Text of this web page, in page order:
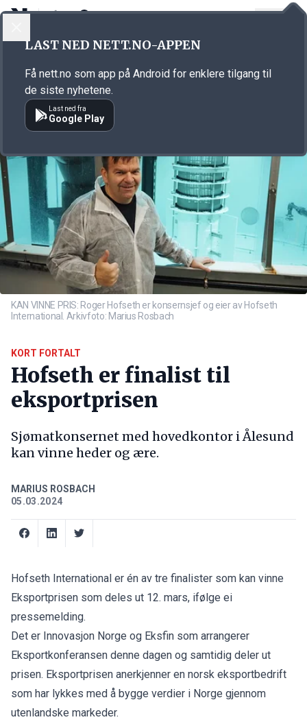
Annonsørinnhold
KAN VINNE PRIS: Roger Hofseth er konsernsjef og eier av Hofseth
International. Arkivfoto: Marius Rosbach
KORT FORTALT
Hofseth er finalist til
eksportprisen
Sjømatkonsernet med hovedkontor i Ålesund
kan vinne heder og ære.
MARIUS ROSBACH
05.03.2024
Hofseth International er én av tre finalister som kan vinne
Eksportprisen som deles ut 12. mars, ifølge ei
pressemelding.
Det er Innovasjon Norge og Eksfin som arrangerer
Eksportkonferansen denne dagen og samtidig deler ut
prisen. Eksportprisen anerkjenner en norsk eksportbedrift
som har lykkes med å bygge verdier i Norge gjennom
utenlandske markeder.
LAST NED NETT.NO-APPEN
Få nett.no som app på Android for enklere tilgang til
de siste nyhetene.
Last ned fra
Google Play